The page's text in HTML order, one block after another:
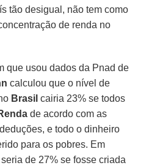
tão desigual, não tem como
de renda no
que usou dados da Pnad de
calculou que o nível de
Brasil cairia 23% se todos
de acordo com as
e todo o dinheiro
para os pobres. Em
de 27% se fosse criada